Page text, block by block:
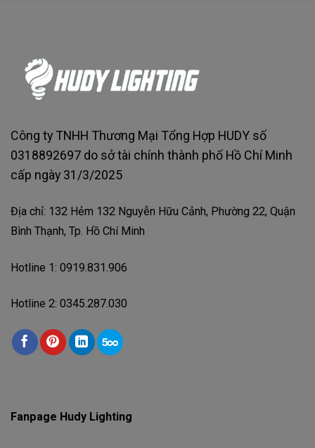
Công ty TNHH Thương Mại Tổng Hợp HUDY số
0318892697 do sở tài chính thành phố Hồ Chí Minh
cấp ngày 31/3/2025
Địa chỉ: 132 Hẻm 132 Nguyễn Hữu Cảnh, Phường 22, Quận
Bình Thạnh, Tp. Hồ Chí Minh
Hotline 1: 0919.831.906
Hotline 2: 0345.287.030
Fanpage Hudy Lighting